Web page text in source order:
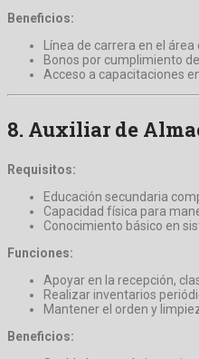
Beneficios:
Línea de carrera en el
Bonos por cumplimiento
Acceso a capacitaciones
8. Auxiliar de
Requisitos:
Educación secundaria
Capacidad física para
Conocimiento básico en
Funciones:
Apoyar en la recepción,
Realizar inventarios
Mantener el orden y
Beneficios: